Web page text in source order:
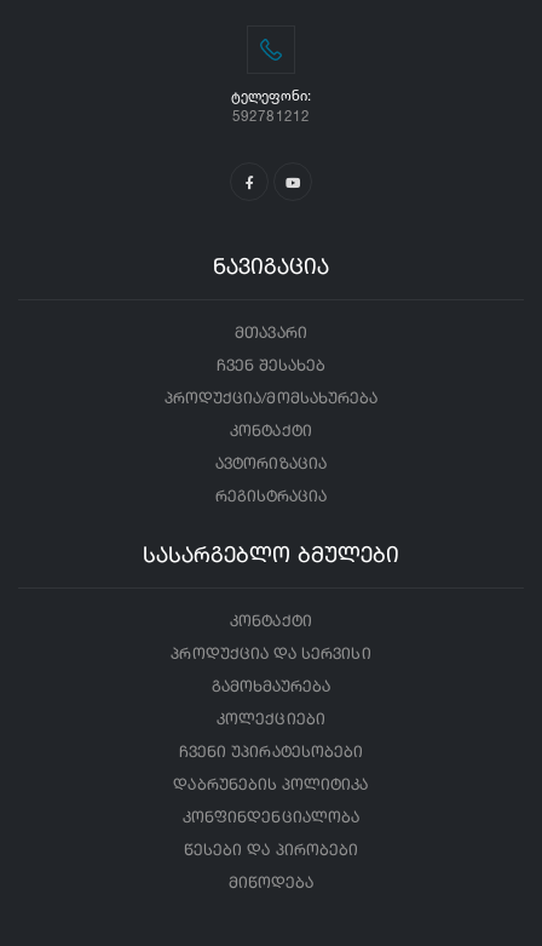
ᲢᲔᲚᲔᲤᲝᲜᲘ:
592781212
ნავიგაცია
მთავარი
ჩვენ შესახებ
პროდუქცია/მომსახურება
კონტაქტი
ავტორიზაცია
რეგისტრაცია
სასარგებლო ბმულები
კონტაქტი
პროდუქცია და სერვისი
გამოხმაურება
კოლექციები
ჩვენი უპირატესობები
დაბრუნების პოლიტიკა
კონფინდენციალობა
წესები და პირობები
მიწოდება